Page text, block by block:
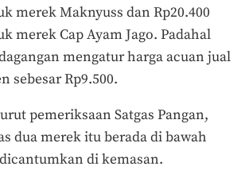
merek Maknyuss dan Rp20.400
merek Cap Ayam Jago. Padahal
mengatur harga acuan jual
sebesar Rp9.500.
pemeriksaan Satgas Pangan,
dua merek itu berada di bawah
di kemasan.